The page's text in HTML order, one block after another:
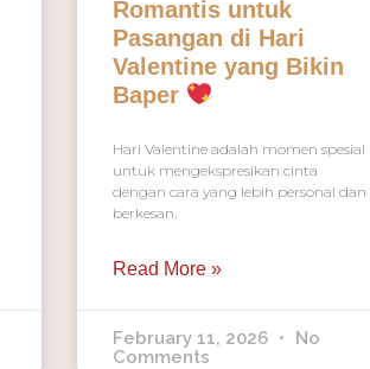
Romantis untuk
Pasangan di Hari
Valentine yang Bikin
Baper
Hari Valentine adalah momen spesial
untuk mengekspresikan cinta
dengan cara yang lebih personal dan
berkesan.
Read More »
February 11, 2026
No
Comments